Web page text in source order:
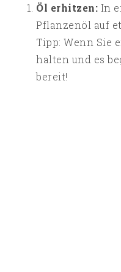
Öl erhitzen: In
Pflanzenöl auf
Tipp: Wenn Sie
halten und es
bereit!